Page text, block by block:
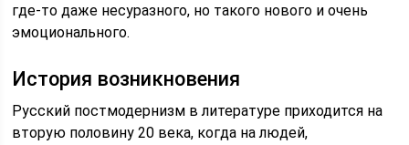
где-то даже несуразного, но такого нового и очень
эмоционального.
История возникновения
Русский постмодернизм в литературе приходится на
вторую половину 20 века, когда на людей,